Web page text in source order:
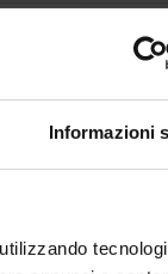
Informazioni
ONLINE